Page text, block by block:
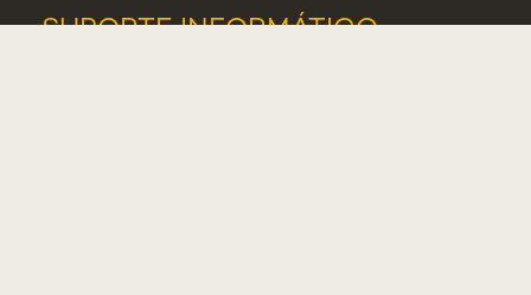
SUPORTE INFORMÁTICO